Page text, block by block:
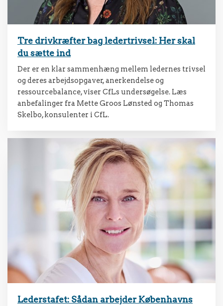
Tre drivkræfter bag ledertrivsel: Her skal
du sætte ind
Der er en klar sammenhæng mellem ledernes trivsel
og deres arbejdsopgaver, anerkendelse og
ressourcebalance, viser CfLs undersøgelse. Læs
anbefalinger fra Mette Groos Lønsted og Thomas
Skelbo, konsulenter i CfL.
Lederstafet: Sådan arbejder Københavns